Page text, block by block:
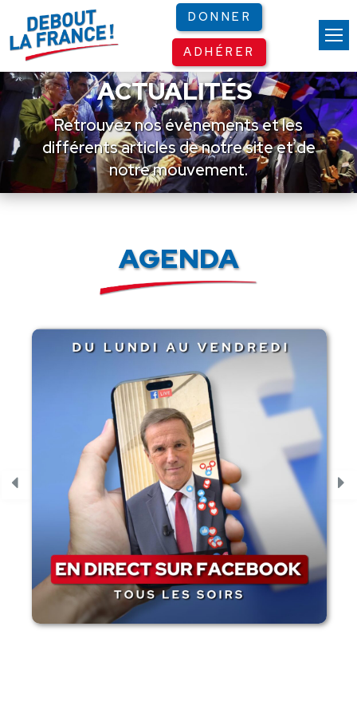
DONNER
ADHÉRER
ACTUALITÉS
Retrouvez nos événements et les
différents articles de notre site et de
notre mouvement.
AGENDA
Panneau de gestion des cookies